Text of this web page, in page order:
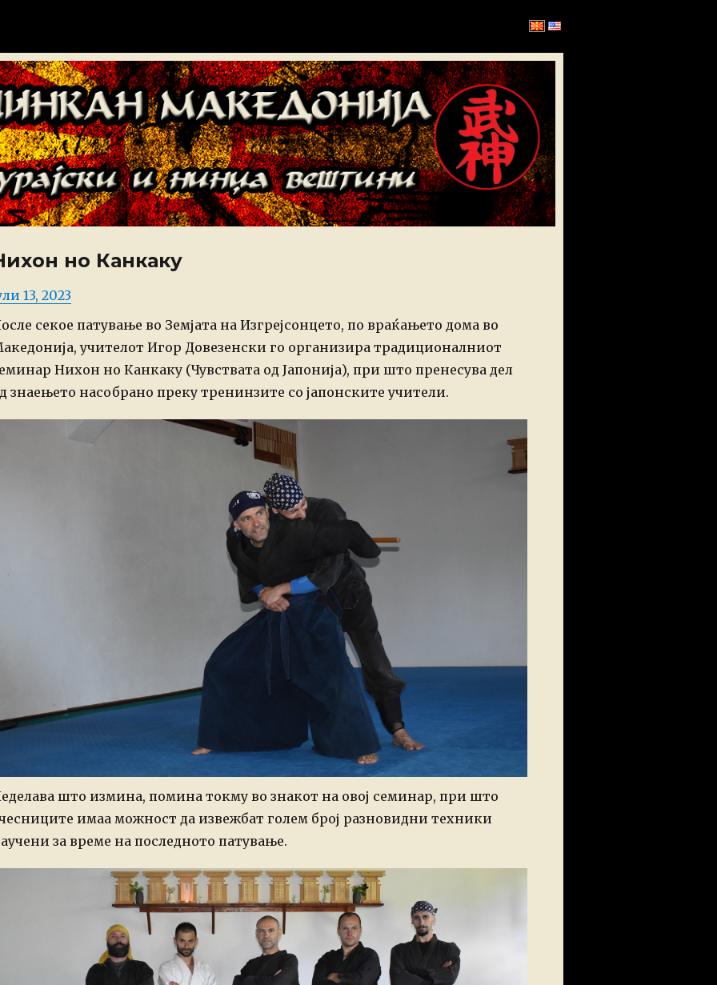
но Канкаку
13, 2023
секое патување во Земјата на Изгрејсонцето, по враќањето дома во
учителот Игор Довезенски го организира традиционалниот
Нихон но Канкаку (Чувствата од Јапонија), при што пренесува дел
знаењето насобрано преку тренинзите со јапонските учители.
што измина, помина токму во знакот на овој семинар, при што
имаа можност да извежбат голем број разновидни техники
за време на последното патување.